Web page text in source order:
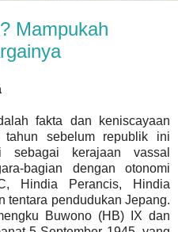
Mampukah
fakta dan keniscayaan
sebelum republik ini
kerajaan vassal
bagian dengan otonomi
Hindia Perancis, Hindia
tentara pendudukan Jepang.
Buwono (HB) IX dan